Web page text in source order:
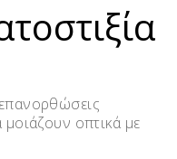
οπτικά με